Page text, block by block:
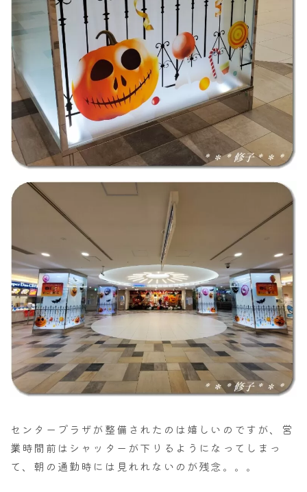
センタープラザが整備されたのは嬉しいのですが、営
業時間前はシャッターが下りるようになってしまっ
て、朝の通勤時には見れれないのが残念。。。